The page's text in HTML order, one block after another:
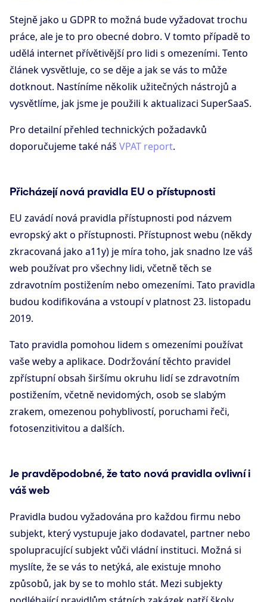
Stejně jako u GDPR to možná bude vyžadovat trochu
práce, ale je to pro obecné dobro. V tomto případě to
udělá internet přívětivější pro lidi s omezeními. Tento
článek vysvětluje, co se děje a jak se vás to může
dotknout. Nastíníme několik užitečných nástrojů a
vysvětlíme, jak jsme je použili k aktualizaci SuperSaaS.
Pro detailní přehled technických požadavků
doporučujeme také náš VPAT report.
Přicházejí nová pravidla EU o přístupnosti
EU zavádí nová pravidla přístupnosti pod názvem
evropský akt o přístupnosti. Přístupnost webu (někdy
zkracovaná jako a11y) je míra toho, jak snadno lze váš
web používat pro všechny lidi, včetně těch se
zdravotním postižením nebo omezeními. Tato pravidla
budou kodifikována a vstoupí v platnost 23. listopadu
2019.
Tato pravidla pomohou lidem s omezeními používat
vaše weby a aplikace. Dodržování těchto pravidel
zpřístupní obsah širšímu okruhu lidí se zdravotním
postižením, včetně nevidomých, osob se slabým
zrakem, omezenou pohyblivostí, poruchami řeči,
fotosenzitivitou a dalších.
Je pravděpodobné, že tato nová pravidla ovlivní i
váš web
Pravidla budou vyžadována pro každou firmu nebo
subjekt, který vystupuje jako dodavatel, partner nebo
spolupracující subjekt vůči vládní instituci. Možná si
myslíte, že se vás to netýká, ale existuje mnoho
způsobů, jak by se to mohlo stát. Mezi subjekty